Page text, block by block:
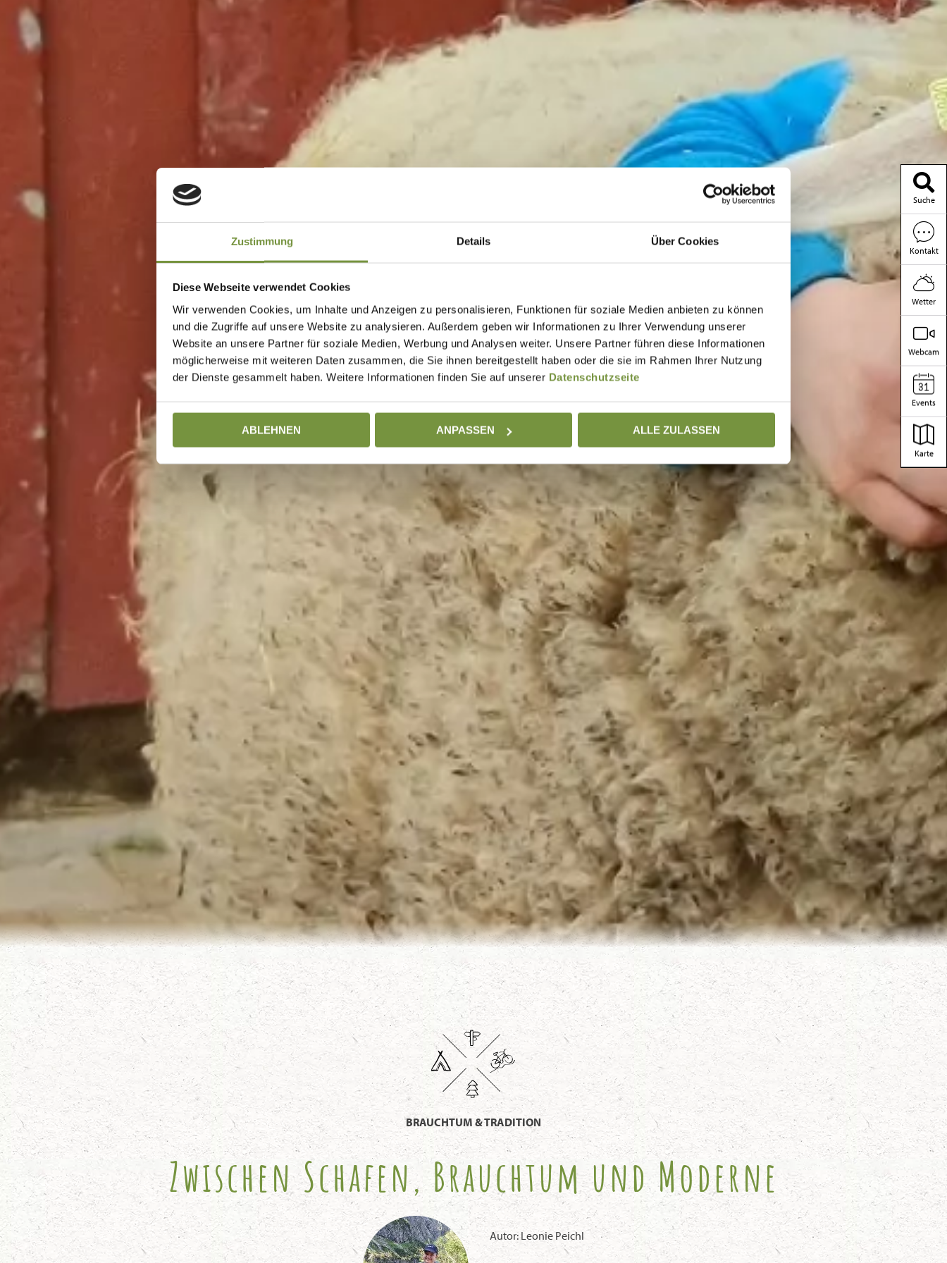
Zustimmung Details Über Cookies
Diese Webseite verwendet Cookies
Wir verwenden Cookies, um Inhalte und Anzeigen zu personalisieren, Funktionen für soziale Medien anbieten zu können
und die Zugriffe auf unsere Website zu analysieren. Außerdem geben wir Informationen zu Ihrer Verwendung unserer
Website an unsere Partner für soziale Medien, Werbung und Analysen weiter. Unsere Partner führen diese Informationen
möglicherweise mit weiteren Daten zusammen, die Sie ihnen bereitgestellt haben oder die sie im Rahmen Ihrer Nutzung
der Dienste gesammelt haben. Weitere Informationen finden Sie auf unserer Datenschutzseite
ABLEHNEN ANPASSEN ALLE ZULASSEN
Suche
Kontakt
Wetter
Webcam
Events
Karte
BRAUCHTUM & TRADITION
Zwischen Schafen, Brauchtum und Moderne
Autor: Leonie Peichl